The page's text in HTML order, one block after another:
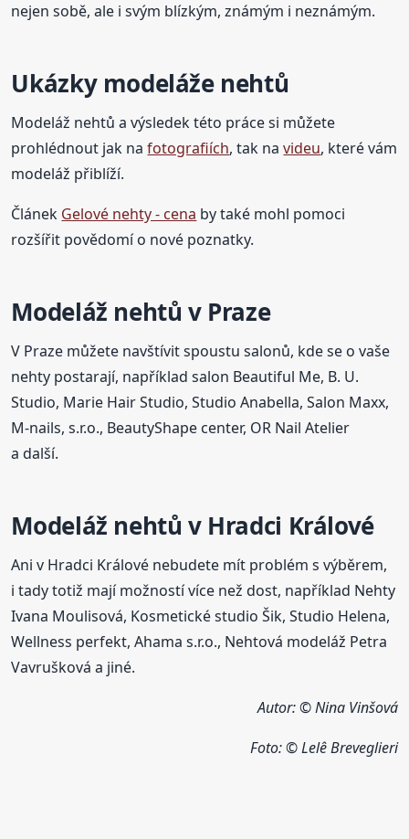
nejen sobě, ale i svým blízkým, známým i neznámým.
Ukázky modeláže nehtů
Modeláž nehtů a výsledek této práce si můžete
prohlédnout jak nafotografiích, tak navideu, které vám
modeláž přiblíží.
Článek Gelové nehty - cena by také mohl pomoci
rozšířit povědomí o nové poznatky.
Modeláž nehtů v Praze
V Praze můžete navštívit spoustu salonů, kde se o vaše
nehty postarají, například salon Beautiful Me, B. U.
Studio, Marie Hair Studio, Studio Anabella, Salon Maxx,
M-nails, s.r.o., BeautyShape center, OR Nail Atelier
a další.
Modeláž nehtů v Hradci Králové
Ani v Hradci Králové nebudete mít problém s výběrem,
i tady totiž mají možností více než dost, například Nehty
Ivana Moulisová, Kosmetické studio Šik, Studio Helena,
Wellness perfekt, Ahama s.r.o., Nehtová modeláž Petra
Vavrušková a jiné.
Autor: © Nina Vinšová
Foto: © Lelê Breveglieri